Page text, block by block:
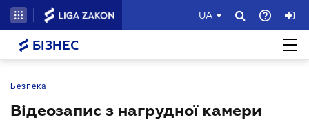
UA
БІЗНЕС
Безпека
Відеозапис з нагрудної камери